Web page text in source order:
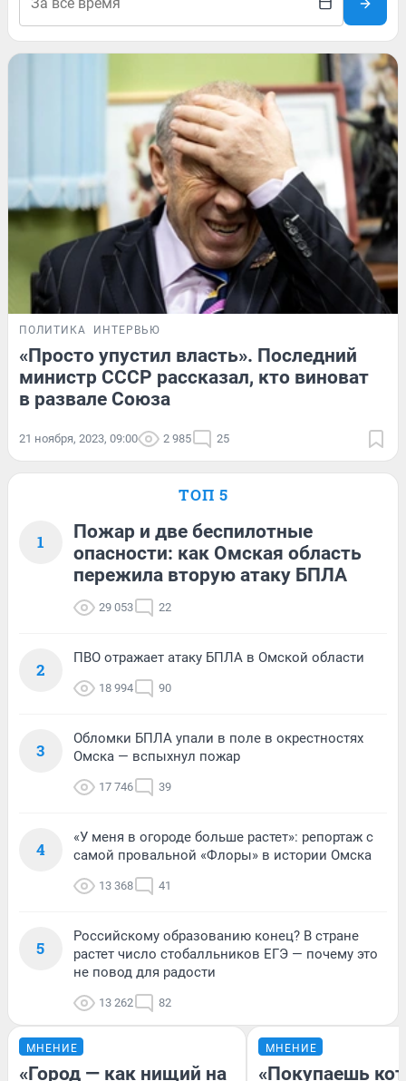
ПОЛИТИКА ИНТЕРВЬЮ
«Просто упустил власть». Последний
министр СССР рассказал, кто виноват
в развале Союза
21 ноября, 2023, 09:00 2 985 25
ТОП 5
1
Пожар и две беспилотные
опасности: как Омская область
пережила вторую атаку БПЛА
29 053 22
2
ПВО отражает атаку БПЛА в Омской области
18 994 90
3
Обломки БПЛА упали в поле в окрестностях
Омска — вспыхнул пожар
17 746 39
4
«У меня в огороде больше растет»: репортаж с
самой провальной «Флоры» в истории Омска
13 368 41
5
Российскому образованию конец? В стране
растет число стобалльников ЕГЭ — почему это
не повод для радости
13 262 82
МНЕНИЕ
«Город — как нищий на
МНЕНИЕ
«Покупаешь